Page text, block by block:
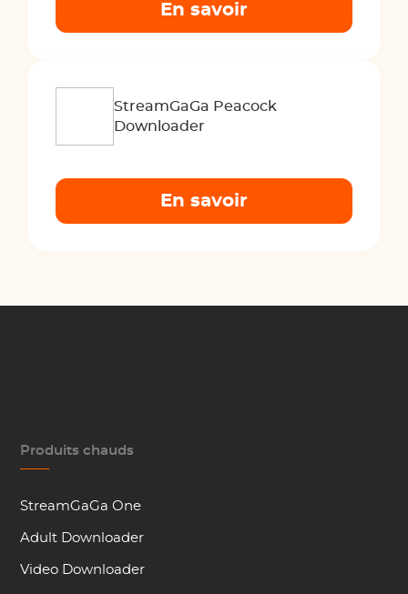
En savoir
StreamGaGa Peacock
Downloader
En savoir
Produits chauds
StreamGaGa One
Adult Downloader
Video Downloader